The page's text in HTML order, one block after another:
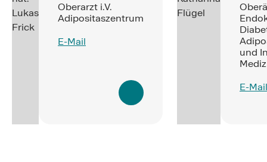
Oberarzt i.V.
Adipositaszentrum
E-Mail
und
E-Mail